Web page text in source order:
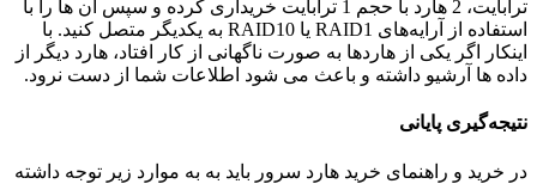
ترابایت، 2 هارد با حجم 1 ترابایت خریداری کرده و سپس آن ها را با
استفاده از آرایه‌های RAID1 یا RAID10 به یکدیگر متصل کنید. با
اینکار اگر یکی از هارد‌ها به صورت ناگهانی از کار افتاد، هارد دیگر از
داده ها آرشیو داشته و باعث می شود اطلاعات شما از دست نرود.
نتیجه‌گیری پایانی
در خرید و راهنمای خرید هارد سرور باید به به موارد زیر توجه داشته